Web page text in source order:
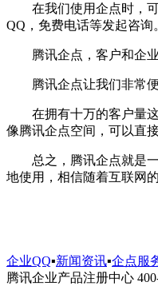
在我们使用企点时，可
QQ，免费电话等发起咨询
腾讯企点，客户和企业
腾讯企点让我们非常便
在拥有十万的客户量这
像腾讯企点空间，可以直
总之，腾讯企点就是一
地使用，相信随着互联网
企业QQ▪新闻资讯▪企点服
腾讯企业产品注册中心